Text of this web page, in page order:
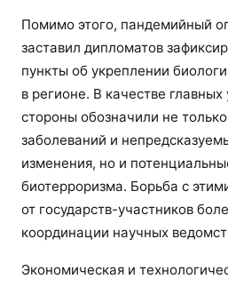
Помимо этого, пандемийный
заставил дипломатов
пункты об укреплении
в регионе. В качестве главных
стороны обозначили не
заболеваний и
изменения, но и
биотерроризма. Борьба с
от государств-участников
координации научных
Экономическая и